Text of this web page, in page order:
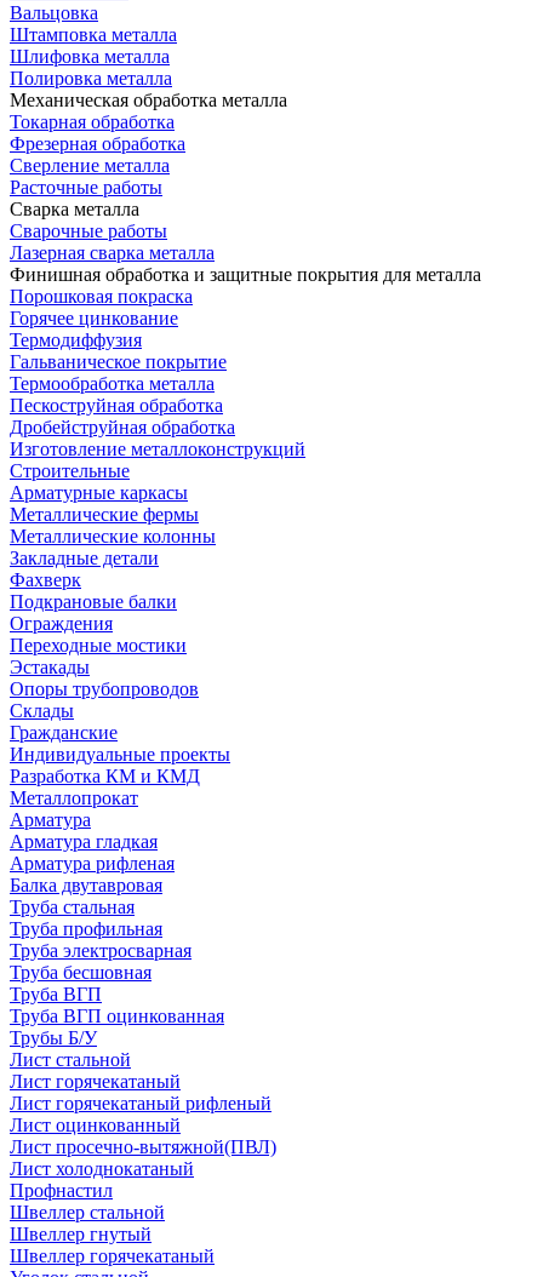
Вальцовка
Штамповка металла
Шлифовка металла
Полировка металла
Механическая обработка металла
Токарная обработка
Фрезерная обработка
Сверление металла
Расточные работы
Сварка металла
Сварочные работы
Лазерная сварка металла
Финишная обработка и защитные покрытия для металла
Порошковая покраска
Горячее цинкование
Термодиффузия
Гальваническое покрытие
Термообработка металла
Пескоструйная обработка
Дробейструйная обработка
Изготовление металлоконструкций
Строительные
Арматурные каркасы
Металлические фермы
Металлические колонны
Закладные детали
Фахверк
Подкрановые балки
Ограждения
Переходные мостики
Эстакады
Опоры трубопроводов
Склады
Гражданские
Индивидуальные проекты
Разработка КМ и КМД
Металлопрокат
Арматура
Арматура гладкая
Арматура рифленая
Балка двутавровая
Труба стальная
Труба профильная
Труба электросварная
Труба бесшовная
Труба ВГП
Труба ВГП оцинкованная
Трубы Б/У
Лист стальной
Лист горячекатаный
Лист горячекатаный рифленый
Лист оцинкованный
Лист просечно-вытяжной(ПВЛ)
Лист холоднокатаный
Профнастил
Швеллер стальной
Швеллер гнутый
Швеллер горячекатаный